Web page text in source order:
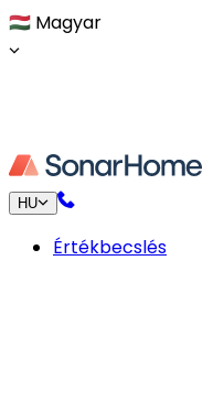
🇭🇺 Magyar
HU
Értékbecslés